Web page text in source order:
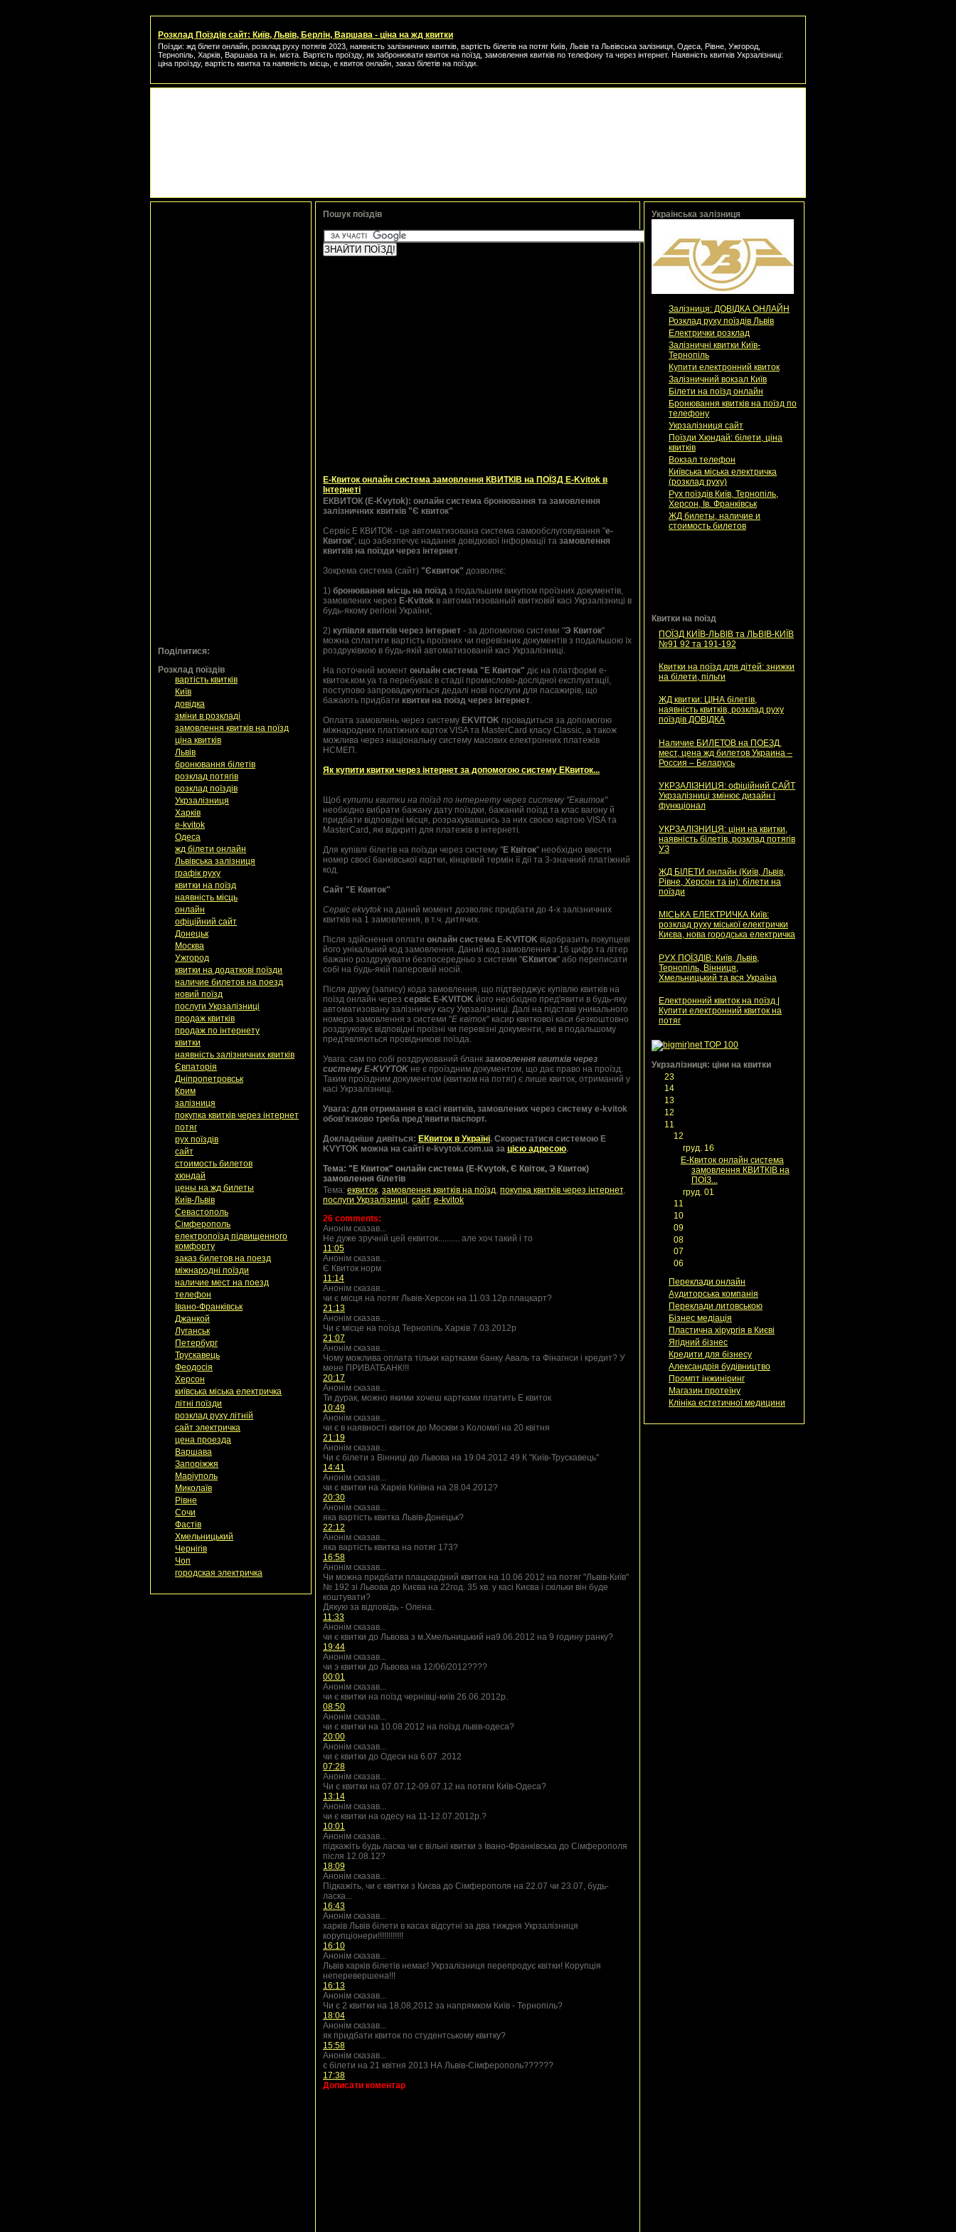
Розклад Поїздів сайт: Київ, Львів, Берлін, Варшава - ціна на жд квитки
Поїзди: жд білети онлайн, розклад руху потягів 2023, наявність залізничних квитків, вартість білетів на потяг Київ, Львів та Львівська залізниця, Одеса, Рівне, Ужгород,
Тернопіль, Харків, Варшава та ін. міста. Вартість проїзду, як забронювати квиток на поїзд, замовлення квитків по телефону та через інтернет. Наявність квитків Укрзалізниці:
ціна проїзду, вартість квитка та наявність місць, е квиток онлайн, заказ білетів на поїзди.
Поділитися:
Розклад поїздів
вартість квитків
Київ
довідка
зміни в розкладі
замовлення квитків на поїзд
ціна квитків
Львів
бронювання білетів
розклад потягів
розклад поїздів
Укрзалізниця
Харків
e-kvitok
Одеса
жд білети онлайн
Львівська залізниця
графік руху
квитки на поїзд
наявність місць
онлайн
офіційний сайт
Донецьк
Москва
Ужгород
квитки на додаткові поїзди
наличие билетов на поезд
новий поїзд
послуги Укрзалізниці
продаж квитків
продаж по інтернету
квитки
наявність залізничних квитків
Євпаторія
Дніпропетровськ
Крим
залізниця
покупка квитків через інтернет
потяг
рух поїздів
сайт
стоимость билетов
хюндай
цены на жд билеты
Київ-Львів
Севастополь
Сімферополь
електропоїзд підвищенного
комфорту
заказ билетов на поезд
міжнародні поїзди
наличие мест на поезд
телефон
Івано-Франківськ
Джанкой
Луганськ
Петербург
Трускавець
Феодосія
Херсон
київська міська електричка
літні поїзди
розклад руху літній
сайт электричка
цена проезда
Варшава
Запоріжжя
Маріуполь
Миколаїв
Рівне
Сочи
Фастів
Хмельницький
Чернігів
Чоп
городская электричка
Пошук поїздів
Е-Квиток онлайн система замовлення КВИТКІВ на ПОЇЗД E-Kvitok в
Інтернеті
ЕКВИТОК (E-Kvytok): онлайн система бронювання та замовлення
залізничних квитків "Є квиток"
Сервіс Е КВИТОК - це автоматизована система самообслуговування "е-
Квиток", що забезпечує надання довідкової інформації та замовлення
квитків на поїзди через інтернет.
Зокрема система (сайт) "Єквиток" дозволяє:
1) бронювання місць на поїзд з подальшим викупом проїзних документів,
замовлених через E-Kvitok в автоматизованый квитковій касі Укрзалізниці в
будь-якому регіоні України;
2) купівля квитків через інтернет - за допомогою системи "Э Квиток"
можна сплатити вартість проїзних чи перевізних документів з подальшою їх
роздруківкою в будь-якій автоматизованій касі Укрзалізниці.
На поточний момент онлайн система "Е Квиток" діє на платформі е-
квиток.ком.уа та перебуває в стадії промислово-дослідної експлуатації,
поступово запроваджуються дедалі нові послуги для пасажирів, що
бажають придбати квитки на поїзд через інтернет.
Оплата замовлень через систему EKVITOK провадиться за допомогою
міжнародних платіжних карток VISA та MasterCard класу Classic, а також
можлива через національну систему масових електронних платежів
НСМЕП.
Як купити квитки через інтернет за допомогою систему ЕКвиток...
Щоб купити квитки на поїзд по інтернету через систему "Еквиток"
необхідно вибрати бажану дату поїздки, бажаний поїзд та клас вагону й
придбати відповідні місця, розрахувавшись за них своєю картою VISA та
MasterCard, які відкриті для платежів в інтернеті.
Для купівлі білетів на поїзди через систему "Е Квіток" необхідно ввести
номер своєї банківської картки, кінцевий термін її дії та 3-значний платіжний
код.
Сайт "Е Квиток"
Сервіс ekvytok на даний момент дозволяє придбати до 4-х залізничних
квитків на 1 замовлення, в т.ч. дитячих.
Після здійснення оплати онлайн система E-KVITOK відобразить покупцеві
його унікальний код замовлення. Даний код замовлення з 16 цифр та літер
бажано роздрукувати безпосередньо з системи "ЄКвиток" або переписати
собі на будь-якій паперовий носій.
Після друку (запису) кода замовлення, що підтверджує купівлю квитків на
поїзд онлайн через сервіс E-KVITOK його необхідно пред'явити в будь-яку
автоматизовану залізничну касу Укрзалізниці. Далі на підставі уникального
номера замовлення з системи "Е квіток" касир квиткової каси безкоштовно
роздруковує відповідні проїзні чи перевізні документи, які в подальшому
пред'являються провідникові поїзда.
Увага: сам по собі роздрукований бланк замовлення квитків через
систему E-KVYTOK не є проїздним документом, що дає право на проїзд.
Таким проїздним документом (квитком на потяг) є лише квиток, отриманий у
касі Укрзалізниці.
Увага: для отримання в касі квитків, замовлених через систему e-kvitok
обов'язково треба пред'явити паспорт.
Докладніше дивіться: ЕКвиток в Україні. Скористатися системою E
KVYTOK можна на сайті e-kvytok.com.ua за цією адресою.
Тема: "Е Квиток" онлайн система (E-Kvytok, Є Квіток, Э Квиток)
замовлення білетів
Тема: еквиток, замовлення квитків на поїзд, покупка квитків через інтернет,
послуги Укрзалізниці, сайт, e-kvitok
26 comments:
Анонім сказав...
Не дуже зручній цей еквиток.......... але хоч такий і то
11:05
Анонім сказав...
Є Квиток норм
11:14
Анонім сказав...
чи є місця на потяг Львів-Херсон на 11.03.12р.плацкарт?
21:13
Анонім сказав...
Чи є місце на поїзд Тернопіль Харків 7.03.2012р
21:07
Анонім сказав...
Чому можлива оплата тільки картками банку Аваль та Фінагнси і кредит? У
мене ПРИВАТБАНК!!!
20:17
Анонім сказав...
Ти дурак, можно якими хочеш картками платить Е квиток
10:49
Анонім сказав...
чи є в наявності квиток до Москви з Коломиї на 20 квітня
21:19
Анонім сказав...
Чи є білети з Вінниці до Львова на 19.04.2012 49 К "Київ-Трускавець"
14:41
Анонім сказав...
чи є квитки на Харків Київна на 28.04.2012?
20:30
Анонім сказав...
яка вартість квитка Львів-Донецьк?
22:12
Анонім сказав...
яка вартість квитка на потяг 173?
16:58
Анонім сказав...
Чи можна придбати плацкардний квиток на 10.06 2012 на потяг "Львів-Київ"
№ 192 зі Львова до Києва на 22год. 35 хв. у касі Києва і скільки він буде
коштувати?
Дякую за відповідь - Олена.
11:33
Анонім сказав...
чи є квитки до Львова з м.Хмельницький на9.06.2012 на 9 годину ранку?
19:44
Анонім сказав...
чи э квитки до Львова на 12/06/2012????
00:01
Анонім сказав...
чи є квитки на поїзд чернівці-київ 26.06.2012р.
08:50
Анонім сказав...
чи є квитки нa 10.08.2012 нa поїзд львiв-одeсa?
20:00
Анонім сказав...
чи є квитки до Одеси на 6.07 .2012
07:28
Анонім сказав...
Чи є квитки на 07.07.12-09.07.12 на потяги Київ-Одеса?
13:14
Анонім сказав...
чи є квитки на одесу на 11-12.07.2012р.?
10:01
Анонім сказав...
підкажіть будь ласка чи є вільні квитки з Івано-Франківська до Сімферополя
після 12.08.12?
18:09
Анонім сказав...
Підкажіть, чи є квитки з Києва до Сімферополя на 22.07 чи 23.07, будь-
ласка...
16:43
Анонім сказав...
харків Львів білети в касах відсутні за два тиждня Укрзалізниця
корупціонери!!!!!!!!!!!!
16:10
Анонім сказав...
Львів харків білетів немає! Укрзалізниця перепродує квітки! Корупція
неперевершена!!!
16:13
Анонім сказав...
Чи є 2 квитки на 18,08,2012 за напрямком Київ - Тернопіль?
18:04
Анонім сказав...
як придбати квиток по студентському квитку?
15:58
Анонім сказав...
є білети на 21 квітня 2013 НА Львів-Сімферополь??????
17:38
Дописати коментар
Українська залізниця
Залізниця: ДОВІДКА ОНЛАЙН
Розклад руху поїздів Львів
Електрички розклад
Залізничні квитки Київ-
Тернопіль
Купити електронний квиток
Залізничний вокзал Київ
Білети на поїзд онлайн
Бронювання квитків на поїзд по
телефону
Укрзалізниця сайт
Поїзди Хюндай: білети, ціна
квитків
Вокзал телефон
Київська міська електричка
(розклад руху)
Рух поїздів Київ, Тернопіль,
Херсон, Ів. Франківськ
ЖД билеты, наличие и
стоимость билетов
Квитки на поїзд
ПОЇЗД КИЇВ-ЛЬВІВ та ЛЬВІВ-КИЇВ
№91 92 та 191-192
Квитки на поїзд для дітей: знижки
на білети, пільги
ЖД квитки: ЦІНА білетів,
наявність квитків, розклад руху
поїздів ДОВІДКА
Наличие БИЛЕТОВ на ПОЕЗД,
мест, цена жд билетов Украина –
Россия – Беларусь
УКРЗАЛІЗНИЦЯ: офіційний САЙТ
Укрзалізниці змінює дизайн і
функціонал
УКРЗАЛІЗНИЦЯ: ціни на квитки,
наявність білетів, розклад потягів
УЗ
ЖД БІЛЕТИ онлайн (Київ, Львів,
Рівне, Херсон та ін): білети на
поїзди
МІСЬКА ЕЛЕКТРИЧКА Київ:
розклад руху міської електрички
Києва, нова городська електричка
РУХ ПОЇЗДІВ: Київ, Львів,
Тернопіль, Вінниця,
Хмельницький та вся Україна
Електронний квиток на поїзд |
Купити електронний квиток на
потяг
Укрзалізниця: ціни на квитки
23
14
13
12
11
12
▼груд. 16
Е-Квиток онлайн система
замовлення КВИТКІВ на
ПОЇЗ...
►груд. 01
11
10
►09
►08
►07
►06
Переклади онлайн
Аудиторська компанія
Переклади литовською
Бізнес медіація
Пластична хірургія в Києві
Ягідний бізнес
Кредити для бізнесу
Александрія будівництво
Промпт інжиніринг
Магазин протеїну
Клініка естетичної медицини